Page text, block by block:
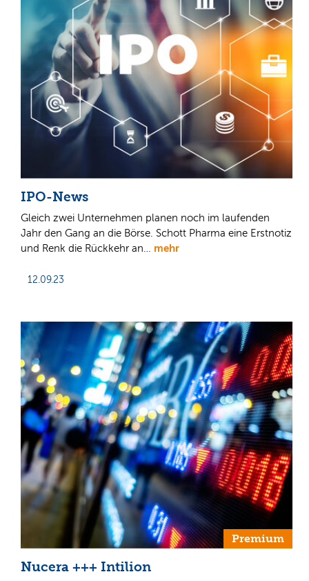
IPO-News
Gleich zwei Unternehmen planen noch im laufenden
Jahr den Gang an die Börse. Schott Pharma eine Erstnotiz
und Renk die Rückkehr an… mehr
12.09.23
Premium
Nucera +++ Intilion